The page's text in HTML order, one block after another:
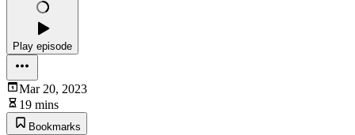
Play episode
Mar 20, 2023
19 mins
Bookmarks